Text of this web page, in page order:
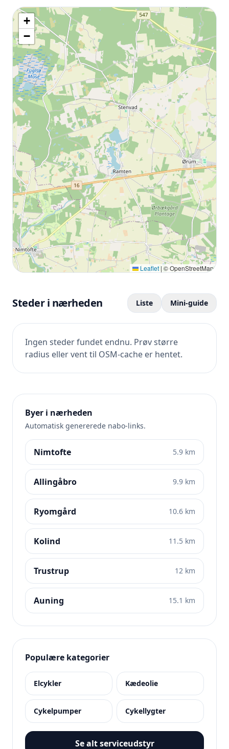
+
−
Leaflet | © OpenStreetMap
Steder i nærheden Liste Mini-guide
Ingen steder fundet endnu. Prøv større
radius eller vent til OSM-cache er hentet.
Byer i nærheden
Automatisk genererede nabo-links.
Nimtofte 5.9 km
Allingåbro 9.9 km
Ryomgård 10.6 km
Kolind 11.5 km
Trustrup 12 km
Auning 15.1 km
Populære kategorier
Elcykler Kædeolie
Cykelpumper Cykellygter
Se alt serviceudstyr